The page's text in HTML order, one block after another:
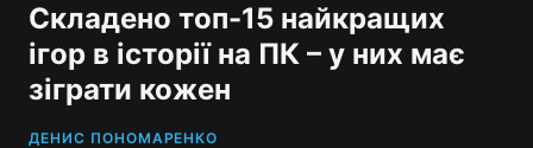
Складено топ-15 найкращих
ігор в історії на ПК – у них має
зіграти кожен
ДЕНИС ПОНОМАРЕНКО